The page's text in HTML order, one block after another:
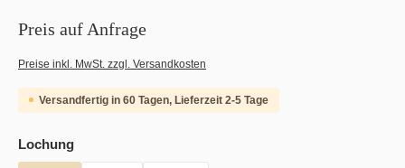
Preis auf Anfrage
Preise inkl. MwSt. zzgl. Versandkosten
Versandfertig in 60 Tagen, Lieferzeit 2-5 Tage
Lochungauswählen